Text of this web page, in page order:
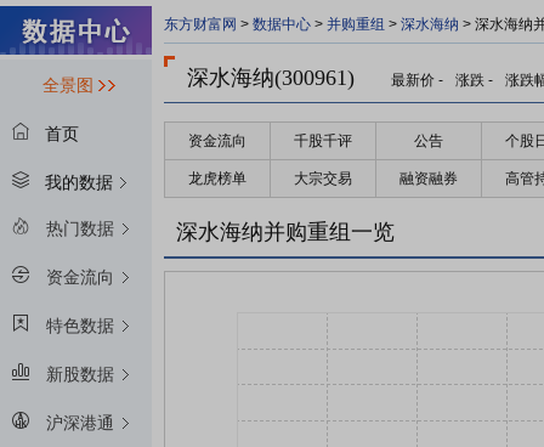
全景图
首页
我的数据
热门数据
资金流向
特色数据
新股数据
沪深港通
东方财富网 > 数据中心 > 并购重组 > 深水海纳 > 深水海纳
深水海纳(300961) 最新价 - 涨跌 - 涨跌
资金流向 千股千评 公告 个股
龙虎榜单 大宗交易 融资融券 高管
深水海纳并购重组一览